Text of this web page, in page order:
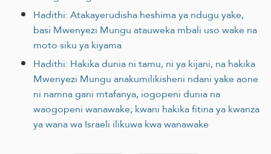
Hadithi: Atakayerudisha heshima ya ndugu yake,
basi Mwenyezi Mungu atauweka mbali uso wake na
moto siku ya kiyama
Hadithi: Hakika dunia ni tamu, ni ya kijani, na hakika
Mwenyezi Mungu anakumilikisheni ndani yake aone
ni namna gani mtafanya, iogopeni dunia na
waogopeni wanawake; kwani hakika fitina ya kwanza
ya wana wa Israeli ilikuwa kwa wanawake